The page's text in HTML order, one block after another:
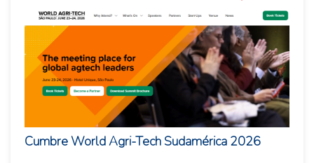
Cumbre World Agri-Tech Sudamérica 2026